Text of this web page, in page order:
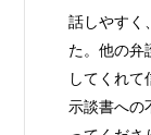
話しやすく
た。他の弁
してくれ
示談書への